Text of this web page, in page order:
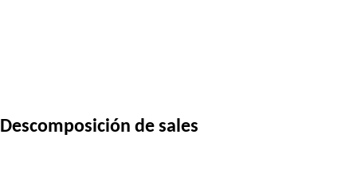
Descomposición de sales